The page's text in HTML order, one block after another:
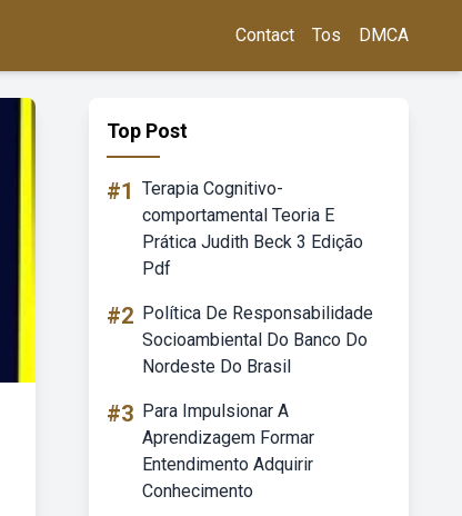
Contact Tos DMCA
Top Post
#1 Terapia Cognitivo-
comportamental Teoria E
Prática Judith Beck 3 Edição
Pdf
#2 Política De Responsabilidade
Socioambiental Do Banco Do
Nordeste Do Brasil
#3 Para Impulsionar A
Aprendizagem Formar
Entendimento Adquirir
Conhecimento